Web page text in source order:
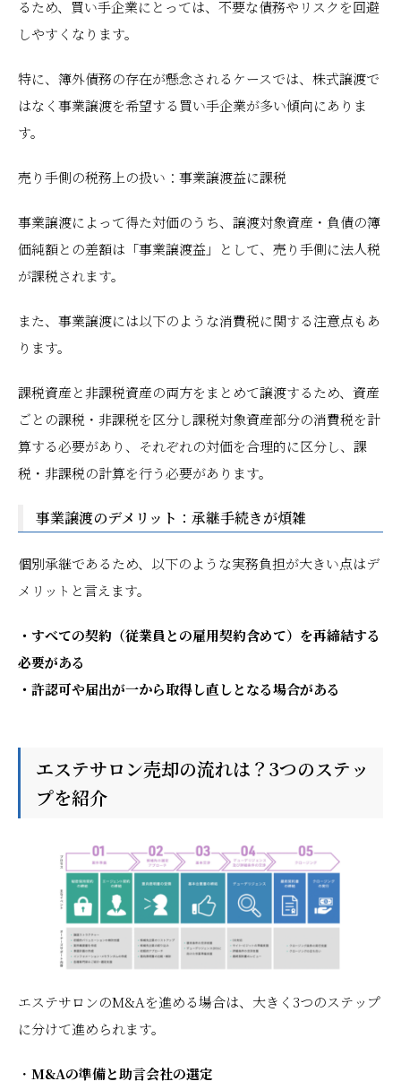
るため、買い手企業にとっては、不要な債務やリスクを回避
しやすくなります。
特に、簿外債務の存在が懸念されるケースでは、株式譲渡で
はなく事業譲渡を希望する買い手企業が多い傾向にありま
す。
売り手側の税務上の扱い：事業譲渡益に課税
事業譲渡によって得た対価のうち、譲渡対象資産・負債の簿
価純額との差額は「事業譲渡益」として、売り手側に法人税
が課税されます。
また、事業譲渡には以下のような消費税に関する注意点もあ
ります。
課税資産と非課税資産の両方をまとめて譲渡するため、資産
ごとの課税・非課税を区分し課税対象資産部分の消費税を計
算する必要があり、それぞれの対価を合理的に区分し、課
税・非課税の計算を行う必要があります。
事業譲渡のデメリット：承継手続きが煩雑
個別承継であるため、以下のような実務負担が大きい点はデ
メリットと言えます。
・すべての契約（従業員との雇用契約含めて）を再締結する
必要がある
・許認可や届出が一から取得し直しとなる場合がある
エステサロン売却の流れは？3つのステッ
プを紹介
エステサロンのM&Aを進める場合は、大きく3つのステップ
に分けて進められます。
・ M&Aの準備と助言会社の選定